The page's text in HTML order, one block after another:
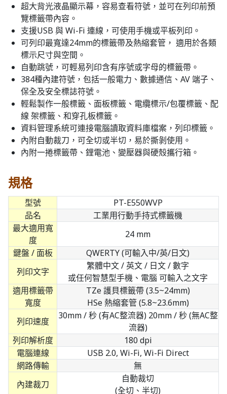
超大背光液晶顯示幕，容易查看符號，並可在列印前預
覽標籤帶內容。
支援USB 與 Wi-Fi 連線，可使用手機或平板列印。
可列印最寬達24mm的標籤帶及熱縮套管， 適用於各類
標示尺寸與空間。
自動跳號，可輕易列印含有序號或字母的標籤帶。
384種內建符號，包括一般電力、數據通信、AV 端子、
保全及安全標誌符號。
輕鬆製作一般標籤、面板標籤、電纜標示/包覆標籤、配
線 架標籤、和穿孔板標籤。
資料管理系統可連接電腦讀取資料庫檔案，列印標籤。
內附自動裁刀，可全切或半切，易於撕剝使用。
內附一捲標籤帶、鋰電池、變壓器與硬殼攜行箱。
規格
型號
PT-E550WVP
品名
工業用行動手持式標籤機
最大適用寬
度
24 mm
鍵盤 / 面板
QWERTY (可輸入中/英/日文)
列印文字
繁體中文 / 英文 / 日文 / 數字
或任何智慧型手機、電腦 可輸入之文字
適用標籤帶
寬度
TZe 護貝標籤帶 (3.5~24mm)
HSe 熱縮套管 (5.8~23.6mm)
列印速度
30mm / 秒 (有AC整流器) 20mm / 秒 (無AC整
流器)
列印解析度
180 dpi
電腦連線
USB 2.0, Wi-Fi, Wi-Fi Direct
網路傳輸
無
內建裁刀
自動裁切
(全切、半切)